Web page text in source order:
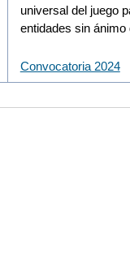
universal del juego
entidades sin ánimo
Convocatoria 2024